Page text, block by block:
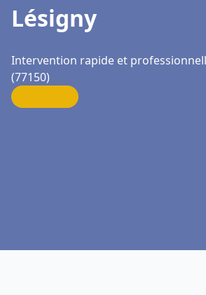
Lésigny
Intervention rapide et
(77150)